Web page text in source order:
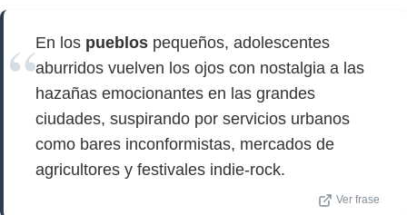
En los pueblos pequeños, adolescentes
aburridos vuelven los ojos con nostalgia a las
hazañas emocionantes en las grandes
ciudades, suspirando por servicios urbanos
como bares inconformistas, mercados de
agricultores y festivales indie-rock.
Ver frase